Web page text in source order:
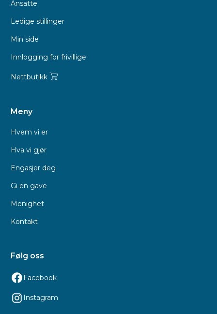
Ansatte
Ledige stillinger
Min side
Innlogging for frivillige
Nettbutikk
Meny
Hvem vi er
Hva vi gjør
Engasjer deg
Gi en gave
Menighet
Kontakt
Følg oss
Facebook
Instagram